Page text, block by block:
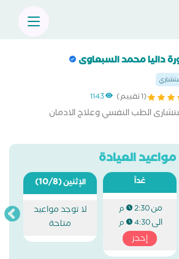
داليا محمد السبعاوى
(1 تقييم) 1143
الطب النفسي وعلاج الادمان
مواعيد العيادة
غداً
من2:30 م
الى4:30 م
إحجز
الإثنين(10/8)
لا توجد مواعيد
متاحة